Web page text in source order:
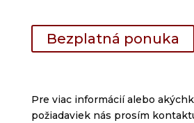
Bezplatná ponuka
Pre viac informáciíalebo
požiadaviek nás prosím